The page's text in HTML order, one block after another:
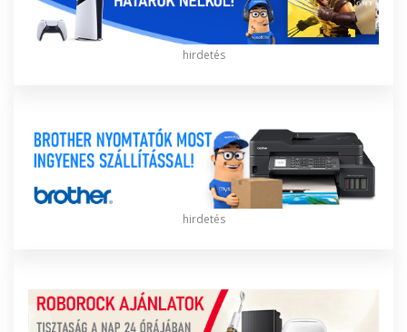
hirdetés
hirdetés